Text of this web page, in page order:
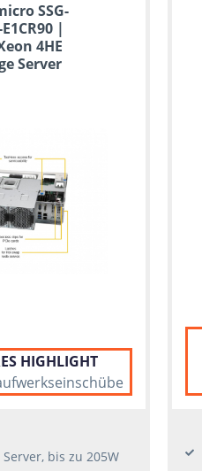
SSG-
|
4HE
Server
HIGHLIGHT
bis zu 205W